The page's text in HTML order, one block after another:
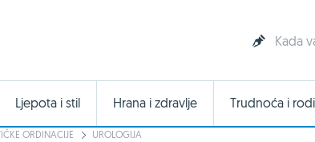
Kada
Ljepota i stil Hrana i zdravlje Trudnoća i
ORDINACIJE UROLOGIJA